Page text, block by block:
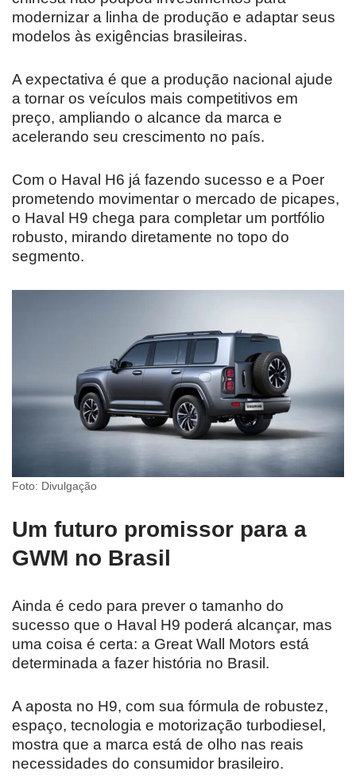
modernizar a linha de produção e adaptar seus
modelos às exigências brasileiras.
A expectativa é que a produção nacional ajude
a tornar os veículos mais competitivos em
preço, ampliando o alcance da marca e
acelerando seu crescimento no país.
Com o Haval H6 já fazendo sucesso e a Poer
prometendo movimentar o mercado de picapes,
o Haval H9 chega para completar um portfólio
robusto, mirando diretamente no topo do
segmento.
Foto: Divulgação
Um futuro promissor para a
GWM no Brasil
Ainda é cedo para prever o tamanho do
sucesso que o Haval H9 poderá alcançar, mas
uma coisa é certa: a Great Wall Motors está
determinada a fazer história no Brasil.
A aposta no H9, com sua fórmula de robustez,
espaço, tecnologia e motorização turbodiesel,
mostra que a marca está de olho nas reais
necessidades do consumidor brasileiro.